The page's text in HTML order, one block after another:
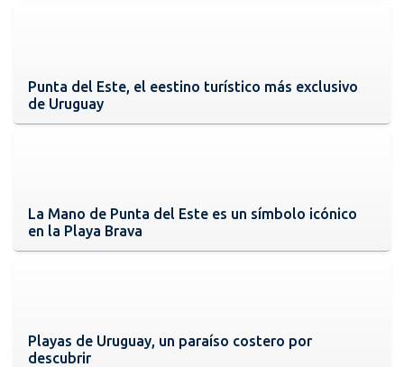
Punta del Este, el eestino turístico más exclusivo
de Uruguay
La Mano de Punta del Este es un símbolo icónico
en la Playa Brava
Playas de Uruguay, un paraíso costero por
descubrir